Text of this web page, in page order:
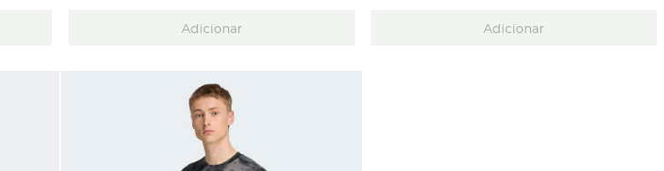
Adicionar Adicionar